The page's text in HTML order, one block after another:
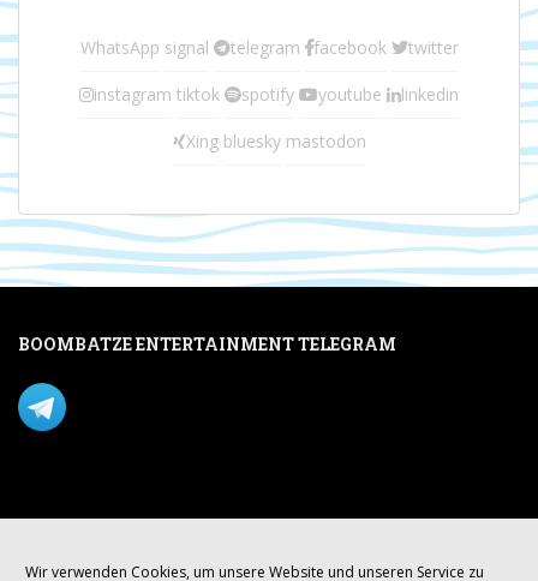
Wir verwenden Cookies, um unsere Website und unseren Service zu
WhatsApp signal telegram facebook twitter
instagram tiktok spotify youtube linkedin
Xing bluesky mastodon
BOOMBATZE ENTERTAINMENT TELEGRAM